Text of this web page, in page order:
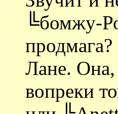
╚бомжу-
Лане. Она,
вопреки